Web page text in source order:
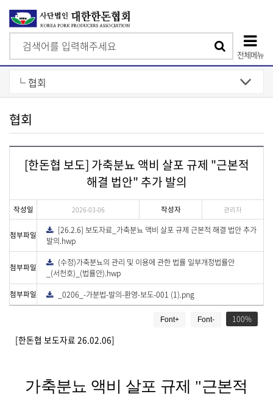
색
전체메뉴
단
모
바
일
협회
물
상
[한돈협 보도] 가축분뇨 액비 살포 규제 "근본적
해결 법안" 추가 발의
작성일 2026-03-06 작성자 관리자
첨부파일
다
운
로
드
[26.2.6] 보도자료_가축분뇨 액비 살포 규제 근본적 해결 법안 추가
발의.hwp
첨부파일
다
운
로
드
(수정)가축분뇨의 관리 및 이용에 관한 법률 일부개정법률안
_(서천호)_(법률안).hwp
첨부파일
다
_0206_-가분법-발의-환영-보도-001 (1).png
100
Font+ Font-
[한돈협 보도자료 26.02.06]
가축분뇨 액비 살포 규제 "근본적